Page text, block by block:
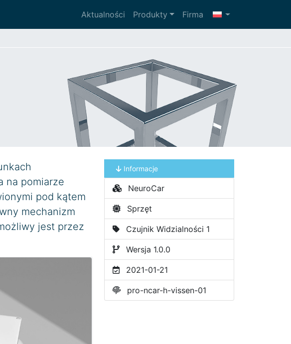
Aktualności Produkty Firma
na pomiarze
pod kątem
mechanizm
jest przez
Informacje
NeuroCar
Sprzęt
Czujnik Widzialności 1
Wersja 1.0.0
2021-01-21
pro-ncar-h-vissen-01